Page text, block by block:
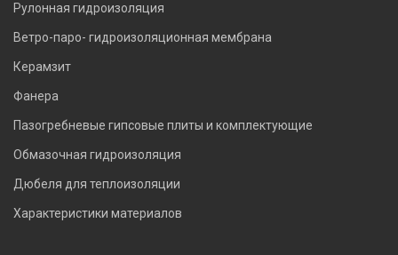
Рулонная гидроизоляция
Ветро-паро- гидроизоляционная мембрана
Керамзит
Фанера
Пазогребневые гипсовые плиты и комплектующие
Обмазочная гидроизоляция
Дюбеля для теплоизоляции
Характеристики материалов